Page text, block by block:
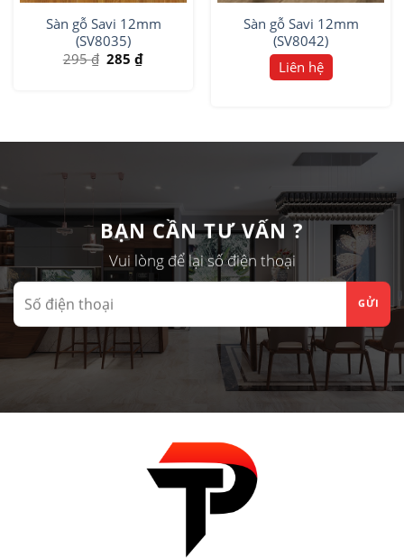
Sàn gỗ Savi 12mm
(SV8035)
295₫ 285₫
Sàn gỗ Savi 12mm
(SV8042)
Liên hệ
BẠN CẦN TƯ VẤN ?
Vui lòng để lại số điện thoại